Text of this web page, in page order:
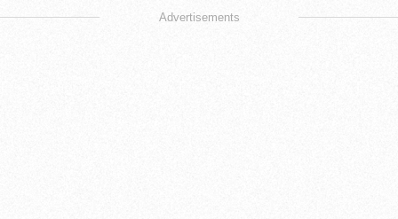
Advertisements